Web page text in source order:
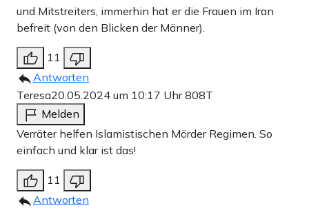
und Mitstreiters, immerhin hat er die Frauen im Iran
befreit (von den Blicken der Männer).
11
Antworten
Teresa20.05.2024 um 10:17 Uhr808T
Melden
Verräter helfen Islamistischen Mörder Regimen. So
einfach und klar ist das!
11
Antworten